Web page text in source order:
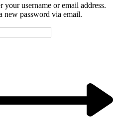
your username or email address.
new password via email.